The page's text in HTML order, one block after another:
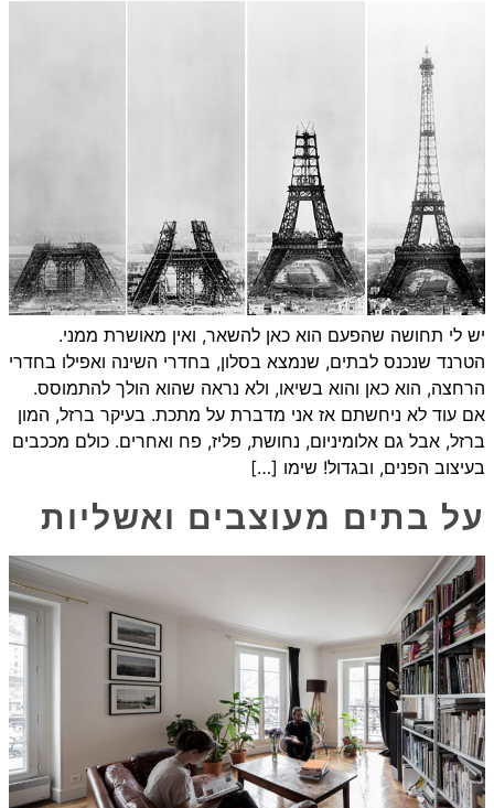
יש לי תחושה שהפעם הוא כאן להשאר, ואין מאושרת ממני.
הטרנד שנכנס לבתים, שנמצא בסלון, בחדרי השינה ואפילו בחדרי
הרחצה, הוא כאן והוא בשיאו, ולא נראה שהוא הולך להתמוסס.
אם עוד לא ניחשתם אז אני מדברת על מתכת. בעיקר ברזל, המון
ברזל, אבל גם אלומיניום, נחושת, פליז, פח ואחרים. כולם מככבים
בעיצוב הפנים, ובגדול! שימו […]
על בתים מעוצבים ואשליות